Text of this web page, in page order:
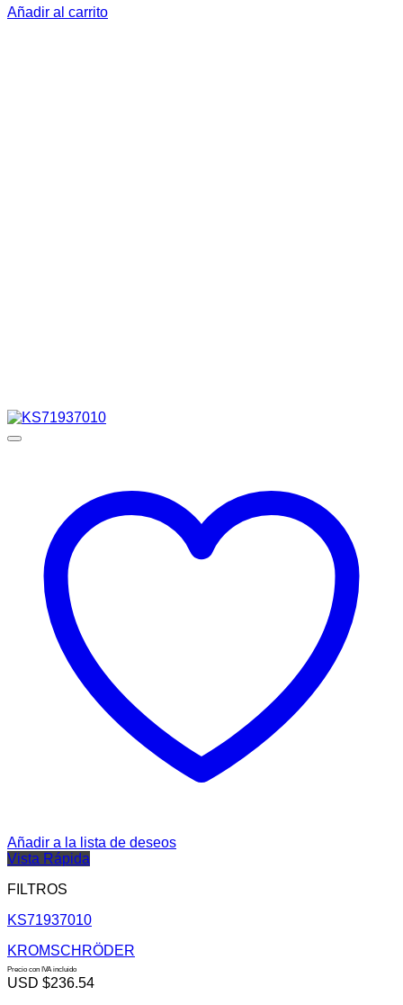
Añadir al carrito
Añadir a la lista de deseos
Vista Rápida
FILTROS
KS71937010
KROMSCHRÖDER
Precio con IVA incluido
USD $236.54